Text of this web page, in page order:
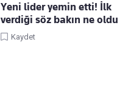
Yeni lider yemin etti! İlk
verdiği söz bakın ne oldu
Kaydet